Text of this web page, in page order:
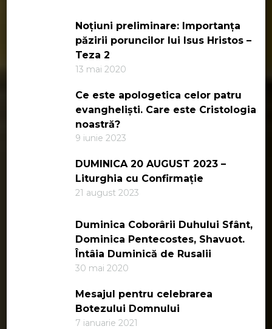
Noțiuni preliminare: Importanța
păzirii poruncilor lui Isus Hristos –
Teza 2
13 mai 2020
Ce este apologetica celor patru
evangheliști. Care este Cristologia
noastră?
9 iunie 2023
DUMINICA 20 AUGUST 2023 –
Liturghia cu Confirmație
21 august 2023
Duminica Coborârii Duhului Sfânt,
Dominica Pentecostes, Shavuot.
Întâia Duminică de Rusalii
30 mai 2020
Mesajul pentru celebrarea
Botezului Domnului
7 ianuarie 2021